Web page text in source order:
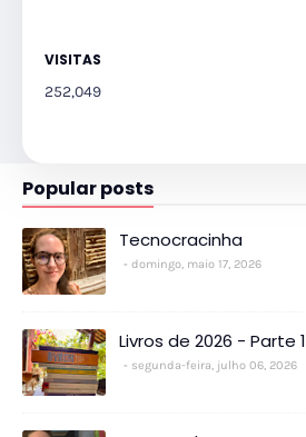
VISITAS
252,049
Popular posts
Tecnocracinha
domingo, maio 17, 2026
Livros de 2026 - Parte 1
segunda-feira, julho 06, 2026